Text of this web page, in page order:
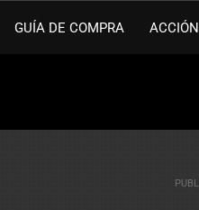
GUÍA DE COMPRA ACCIÓN